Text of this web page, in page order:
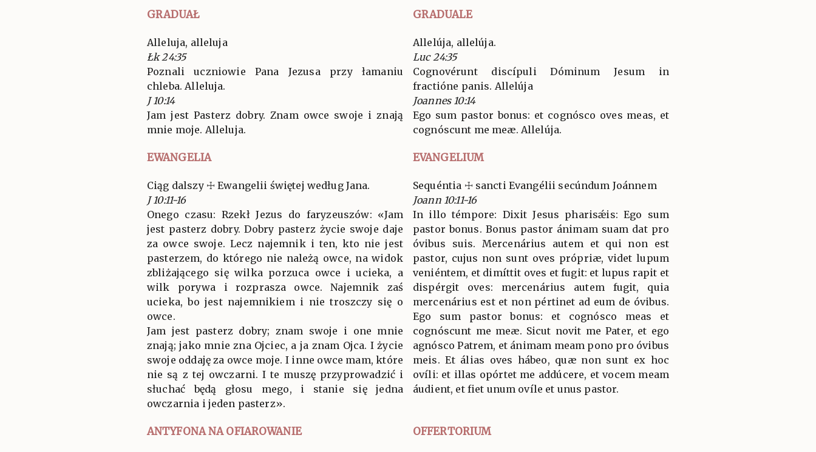
GRADUAŁ GRADUALE
Alleluja, alleluja
Łk 24:35
Poznali uczniowie Pana Jezusa przy łamaniu
chleba. Alleluja.
J 10:14
Jam jest Pasterz dobry. Znam owce swoje i znają
mnie moje. Alleluja.
Allelúja, allelúja.
Luc 24:35
Cognovérunt discípuli Dóminum Jesum in
fractióne panis. Allelúja
Joannes 10:14
Ego sum pastor bonus: et cognósco oves meas, et
cognóscunt me meæ. Allelúja.
EWANGELIA EVANGELIUM
Ciąg dalszy ☩ Ewangelii świętej według Jana.
J 10:11-16
Onego czasu: Rzekł Jezus do faryzeuszów: «Jam
jest pasterz dobry. Dobry pasterz życie swoje daje
za owce swoje. Lecz najemnik i ten, kto nie jest
pasterzem, do którego nie należą owce, na widok
zbliżającego się wilka porzuca owce i ucieka, a
wilk porywa i rozprasza owce. Najemnik zaś
ucieka, bo jest najemnikiem i nie troszczy się o
owce.
Jam jest pasterz dobry; znam swoje i one mnie
znają; jako mnie zna Ojciec, a ja znam Ojca. I życie
swoje oddaję za owce moje. I inne owce mam, które
nie są z tej owczarni. I te muszę przyprowadzić i
słuchać będą głosu mego, i stanie się jedna
owczarnia i jeden pasterz».
Sequéntia ☩ sancti Evangélii secúndum Joánnem
Joann 10:11-16
In illo témpore: Dixit Jesus pharisǽis: Ego sum
pastor bonus. Bonus pastor ánimam suam dat pro
óvibus suis. Mercenárius autem et qui non est
pastor, cujus non sunt oves própriæ, videt lupum
veniéntem, et dimíttit oves et fugit: et lupus rapit et
dispérgit oves: mercenárius autem fugit, quia
mercenárius est et non pértinet ad eum de óvibus.
Ego sum pastor bonus: et cognósco meas et
cognóscunt me meæ. Sicut novit me Pater, et ego
agnósco Patrem, et ánimam meam pono pro óvibus
meis. Et álias oves hábeo, quæ non sunt ex hoc
ovíli: et illas opórtet me addúcere, et vocem meam
áudient, et fiet unum ovíle et unus pastor.
ANTYFONA NA OFIAROWANIE OFFERTORIUM